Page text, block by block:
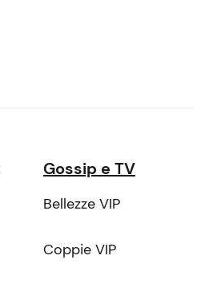
Gossip e TV
Bellezze VIP
Coppie VIP